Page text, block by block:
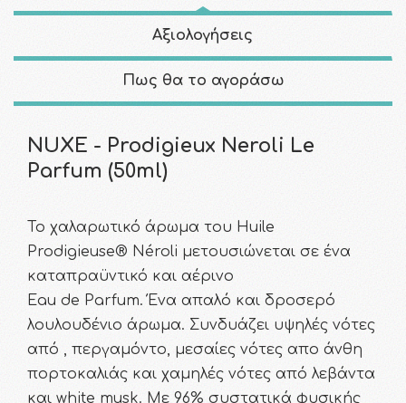
Αξιολογήσεις
Πως θα το αγοράσω
NUXE - Prodigieux Neroli Le
Parfum (50ml)
Το χαλαρωτικό άρωμα του Huile
Prodigieuse® Néroli μετουσιώνεται σε ένα
καταπραϋντικό και αέρινο
Eau de Parfum. Ένα απαλό και δροσερό
λουλουδένιο άρωμα. Συνδυάζει υψηλές νότες
από , περγαμόντο, μεσαίες νότες απο άνθη
πορτοκαλιάς και χαμηλές νότες από λεβάντα
και white musk. Με 96% συστατικά φυσικής